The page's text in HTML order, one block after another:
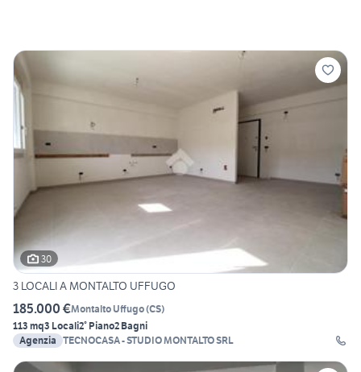
30
3 LOCALI A MONTALTO UFFUGO
185.000 €Montalto Uffugo(CS)
113 mq3 Locali2° Piano2 Bagni
Agenzia TECNOCASA - STUDIO MONTALTO SRL